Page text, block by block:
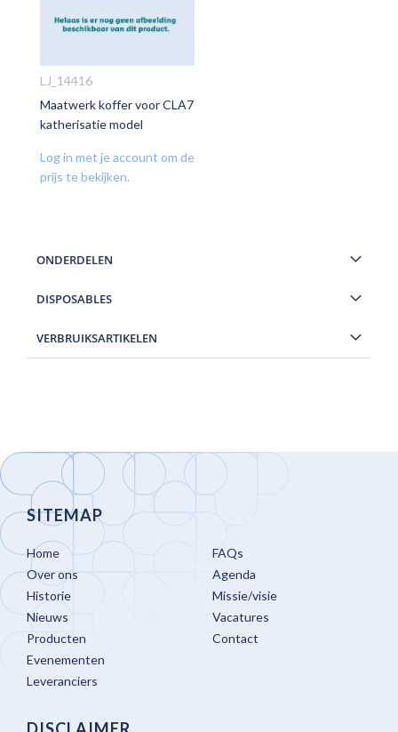
VOEG
TOE
VERLANGLIJST
LJ_14416
Maatwerk koffer voor CLA7
katherisatie model
Log in met je account om de
prijs te bekijken.
ONDERDELEN
DISPOSABLES
VERBRUIKSARTIKELEN
SITEMAP
Home
Over ons
Historie
Nieuws
Producten
Evenementen
Leveranciers
FAQs
Agenda
Missie/visie
Vacatures
Contact